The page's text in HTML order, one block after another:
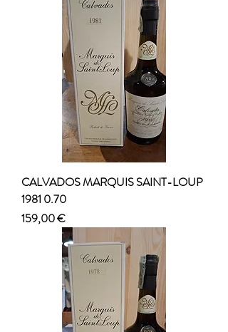
CALVADOS MARQUIS SAINT-LOUP
1981 0.70
Prezzo
159,00 €